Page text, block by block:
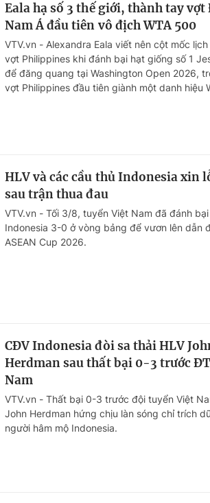
Eala hạ số 3 thế giới, thành tay
Nam Á đầu tiên vô địch WTA 500
VTV.vn - Alexandra Eala viết nên cột mốc
vợt Philippines khi đánh bại hạt giống số 1
để đăng quang tại Washington Open 2026,
vợt Philippines đầu tiên giành một danh hiệu
HLV và các cầu thủ Indonesia xin
sau trận thua đau
VTV.vn - Tối 3/8, tuyển Việt Nam đã đánh
Indonesia 3-0 ở vòng bảng để vươn lên dẫn
ASEAN Cup 2026.
CĐV Indonesia đòi sa thải HLV
Herdman sau thất bại 0-3 trước
Nam
VTV.vn - Thất bại 0-3 trước đội tuyển Việt
John Herdman hứng chịu làn sóng chỉ trích
người hâm mộ Indonesia.